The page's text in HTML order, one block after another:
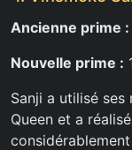
Ancienne prime :
Nouvelle prime :
Sanji a utilisé
Queen et a